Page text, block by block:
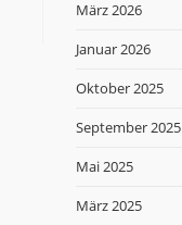
März 2026
Januar 2026
Oktober 2025
September 2025
Mai 2025
März 2025